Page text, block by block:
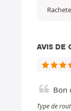
AVIS DE
Bon
Type de